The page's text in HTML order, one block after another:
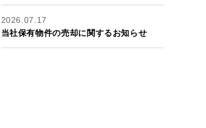
2026.07.17
当社保有物件の売却に関するお知らせ